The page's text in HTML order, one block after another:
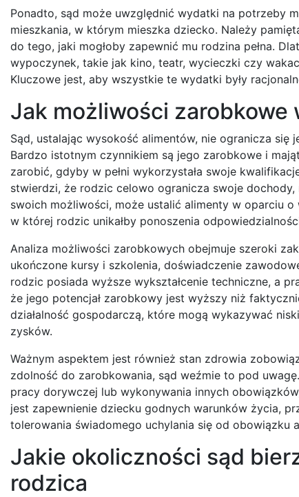
Ponadto, sąd może uwzględnić wydatki na potrzeby
mieszkania, w którym mieszka dziecko. Należy
do tego, jaki mogłoby zapewnić mu rodzina pełna.
wypoczynek, takie jak kino, teatr, wycieczki czy
Kluczowe jest, aby wszystkie te wydatki były
Jak możliwości zarobkowe
Sąd, ustalając wysokość alimentów, nie ogranicza
Bardzo istotnym czynnikiem są jego zarobkowe i
zarobić, gdyby w pełni wykorzystała swoje
stwierdzi, że rodzic celowo ogranicza swoje
swoich możliwości, może ustalić alimenty w oparciu
w której rodzic unikałby ponoszenia
Analiza możliwości zarobkowych obejmuje szeroki
ukończone kursy i szkolenia, doświadczenie
rodzic posiada wyższe wykształcenie techniczne, a
że jego potencjał zarobkowy jest wyższy niż
działalność gospodarczą, które mogą wykazywać
zysków.
Ważnym aspektem jest również stan zdrowia
zdolność do zarobkowania, sąd weźmie to pod
pracy dorywczej lub wykonywania innych
jest zapewnienie dziecku godnych warunków życia,
tolerowania świadomego uchylania się od obowiązku
Jakie okoliczności sąd
rodzica